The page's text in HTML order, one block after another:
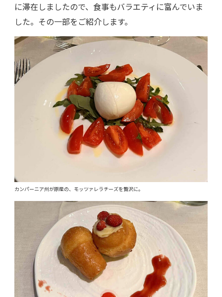
に滞在しましたので、食事もバラエティに富んでいま
した。その一部をご紹介します。
カンパーニア州が原産の、モッツァレラチーズを贅沢に。